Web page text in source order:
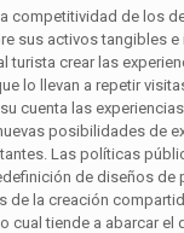
competitividad de los
sus activos tangibles e
turista crear las
lo llevan a repetir
cuenta las
posibilidades de
Las políticas
de diseños de
de la creación
cual tiende a abarcar el